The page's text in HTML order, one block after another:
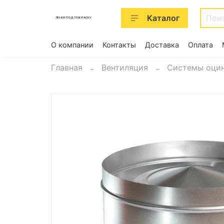
ЛЮКИ ПОД ПОКРАСКУ Каталог
О компании Контакты Доставка Оплата
Главная Вентиляция Системы